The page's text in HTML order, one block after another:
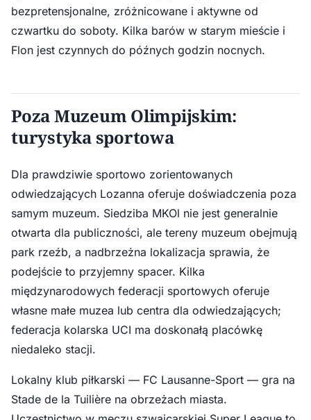
bezpretensjonalne, zróżnicowane i aktywne od
czwartku do soboty. Kilka barów w starym mieście i
Flon jest czynnych do późnych godzin nocnych.
Poza Muzeum Olimpijskim:
turystyka sportowa
Dla prawdziwie sportowo zorientowanych
odwiedzających Lozanna oferuje doświadczenia poza
samym muzeum. Siedziba MKOl nie jest generalnie
otwarta dla publiczności, ale tereny muzeum obejmują
park rzeźb, a nadbrzeżna lokalizacja sprawia, że
podejście to przyjemny spacer. Kilka
międzynarodowych federacji sportowych oferuje
własne małe muzea lub centra dla odwiedzających;
federacja kolarska UCI ma doskonałą placówkę
niedaleko stacji.
Lokalny klub piłkarski — FC Lausanne-Sport — gra na
Stade de la Tuilière na obrzeżach miasta.